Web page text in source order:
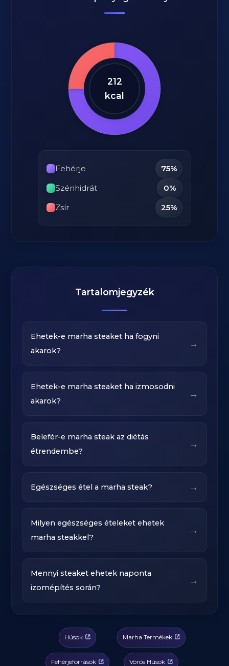
212
kcal
Fehérje
75%
Szénhidrát
0%
Zsír
25%
Tartalomjegyzék
Ehetek-e marha steaket ha fogyni
akarok?
→
Ehetek-e marha steaket ha izmosodni
akarok?
→
Belefér-e marha steak az diétás
étrendembe?
→
Egészséges étel a marha steak? →
Milyen egészséges ételeket ehetek
marha steakkel?
→
Mennyi steaket ehetek naponta
izomépítés során?
→
Húsok Marha Termékek
Fehérjeforrások Vörös Húsok